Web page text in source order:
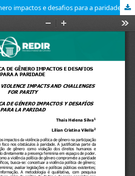
impactos e desafios para a paridade